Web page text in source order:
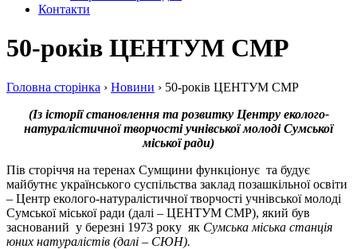
Контакти
50-років ЦЕНТУМ СМР
Головна сторiнка › Новини › 50-років ЦЕНТУМ СМР
(Із історії становлення та розвитку Центру еколого-
натуралістичної творчості учнівської молоді Сумської
міської ради)
Пів сторіччя на теренах Сумщини функціонує та будує
майбутнє українського суспільства заклад позашкільної освіти
– Центр еколого-натуралістичної творчості учнівської молоді
Сумської міської ради (далі – ЦЕНТУМ СМР), який був
заснований у березні 1973 року як Сумська міська станція
юних натуралістів (далі – СЮН).